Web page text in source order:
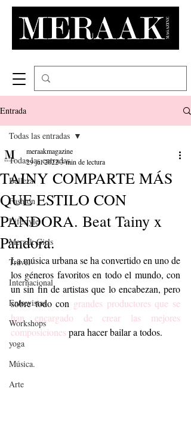
Entrada
Todas las entradas
Belleza
Fashion
Lifestyle
Meraak Girls
Travel
Internacional
Entrevistas
Workshops
yoga
Música.
Arte
Todas las entradas
TAINY COMPARTE MÁS
QUE ESTILO CON
PANDORA. Beat Tainy x
Pandora.
meraakmagazine
29 jul 20223 min de lectura
La música urbana se ha convertido en uno de
los géneros favoritos en todo el mundo, con
un sin fin de artistas que lo encabezan, pero
sobre todo con grandes productores que se
han encargado de crear las mejores
composiciones para hacer bailar a todos.